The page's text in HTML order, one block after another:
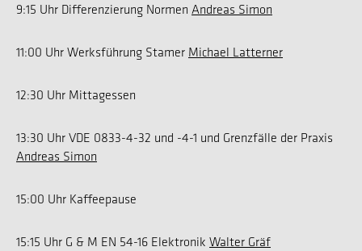
9:15 Uhr Differenzierung Normen Andreas Simon
11:00 Uhr Werksführung Stamer Michael Latterner
12:30 Uhr Mittagessen
13:30 Uhr VDE 0833-4-32 und -4-1 und Grenzfälle der Praxis
Andreas Simon
15:00 Uhr Kaffeepause
15:15 Uhr G & M EN 54-16 Elektronik Walter Gräf